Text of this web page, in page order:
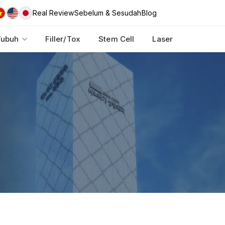
Real ReviewSebelum & SesudahBlog
Filler/Tox Stem Cell Laser